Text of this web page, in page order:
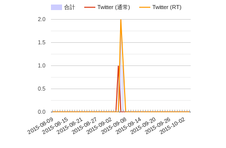
合計 Twitter (通常) Twitter (RT)
2015-08-092015-08-152015-08-212015-08-272015-09-022015-09-082015-09-142015-09-202015-09-262015-10-02
0.0
0.5
1.0
1.5
2.0